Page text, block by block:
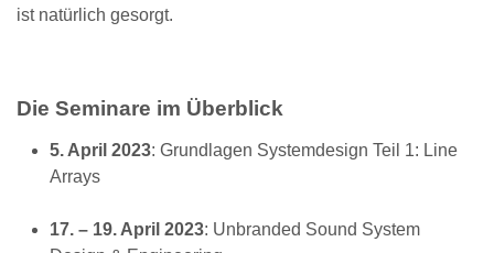
ist natürlich gesorgt.
Die Seminare im Überblick
5. April 2023: Grundlagen Systemdesign Teil 1: Line
Arrays
17. – 19. April 2023: Unbranded Sound System